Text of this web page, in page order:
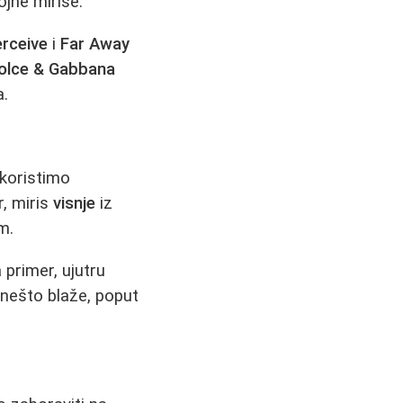
i Far Away
& Gabbana
mirisvisnje iz
ujutru
blaže, poput